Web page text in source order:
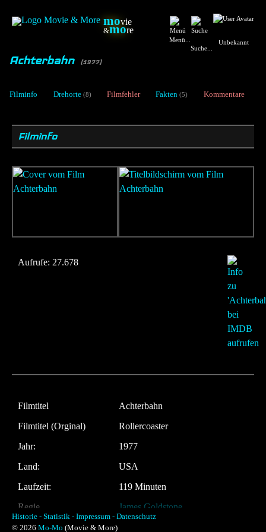
movie
&more
Menü...
Suche...
Unbekannt
Achterbahn [1977]
Filminfo Drehorte (8) Filmfehler Fakten (5) Kommentare
Filminfo
Aufrufe: 27.678
Filmtitel
Achterbahn
Filmtitel (Orginal)
Rollercoaster
Jahr:
1977
Land:
USA
Laufzeit:
119 Minuten
Regie
James Goldstone
Musik:
Historie - Statistik - Impressum - Datenschutz
© 2026 Mo-Mo (Movie & More)